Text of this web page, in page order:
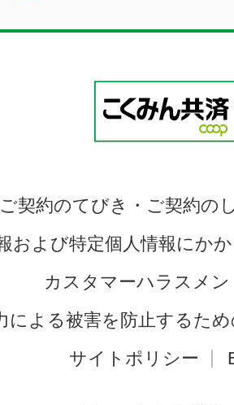
ご契約のてびき・ご契約の
および特定個人情報にか
カスタマーハラスメ
による被害を防止するた
サイトポリシー